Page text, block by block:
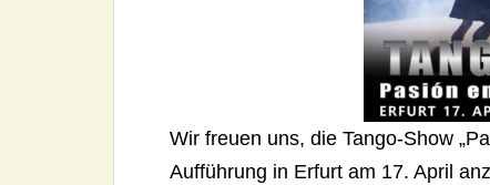
Wir freuen uns, die Tango-Show
Aufführung in Erfurt am 17. April